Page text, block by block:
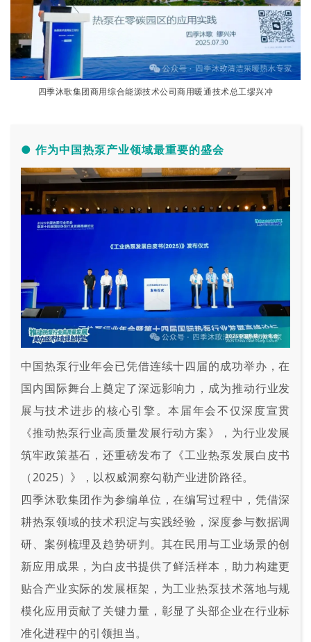
四季沐歌集团商用综合能源技术公司商用暖通技术总工缪兴冲
● 作为中国热泵产业领域最重要的盛会
中国热泵行业年会已凭借连续十四届的成功举办，在
国内国际舞台上奠定了深远影响力，成为推动行业发
展与技术进步的核心引擎。本届年会不仅深度宣贯
《推动热泵行业高质量发展行动方案》，为行业发展
筑牢政策基石，还重磅发布了《工业热泵发展白皮书
（2025）》，以权威洞察勾勒产业进阶路径。
四季沐歌集团作为参编单位，在编写过程中， 凭借深
耕热泵领域的技术积淀与实践经验，深度参与数据调
研、案例梳理及趋势研判。其在民用与工业场景的创
新应用成果，为白皮书提供了鲜活样本，助力构建更
贴合产业实际的发展框架，为工业热泵技术落地与规
模化应用贡献了关键力量，彰显了头部企业在行业标
准化进程中的引领担当。